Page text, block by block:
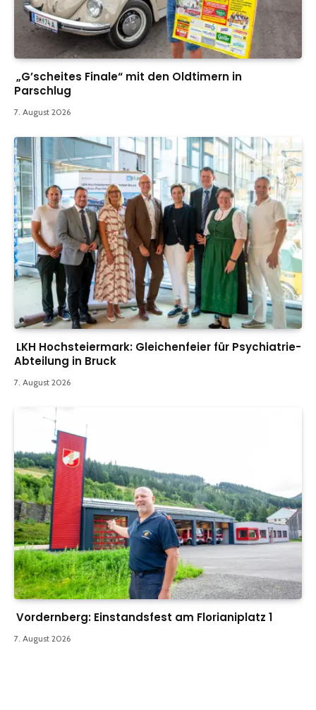
„G’scheites Finale“ mit den Oldtimern in
Parschlug
7. August 2026
LKH Hochsteiermark: Gleichenfeier für Psychiatrie-
Abteilung in Bruck
7. August 2026
Vordernberg: Einstandsfest am Florianiplatz 1
7. August 2026